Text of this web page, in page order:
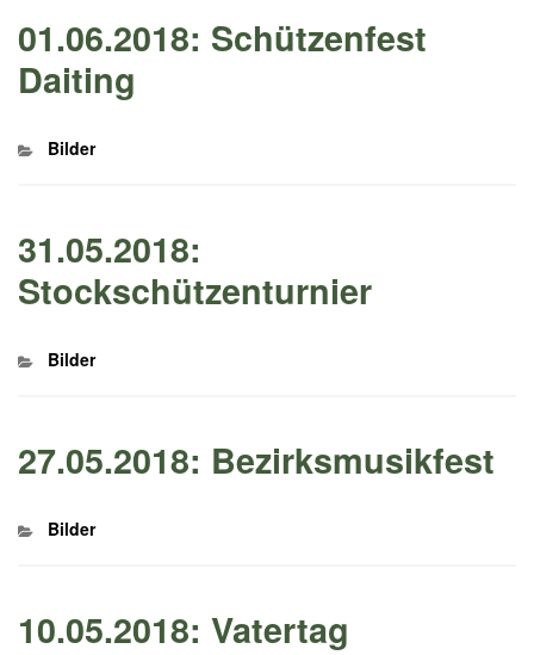
01.06.2018: Schützenfest
Daiting
Kategorien
Bilder
31.05.2018:
Stockschützenturnier
Kategorien
Bilder
27.05.2018: Bezirksmusikfest
Kategorien
Bilder
10.05.2018: Vatertag